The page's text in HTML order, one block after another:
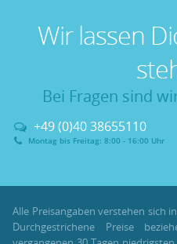
Wir lassen
Bei Fragen sind
+49 (0)40 38655110
Montag bis Freitag: 8:00 - 16:00 Uhr
Alle Preisangaben verstehen sich
Durchgestrichene Preise